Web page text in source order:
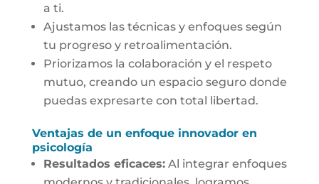
a ti.
Ajustamos las técnicas y enfoques según
tu progreso y retroalimentación.
Priorizamos la colaboración y el respeto
mutuo, creando un espacio seguro donde
puedas expresarte con total libertad.
Ventajas de un enfoque innovador en
psicología
Resultados eficaces:Al integrar enfoques